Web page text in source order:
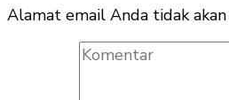
Alamat email Anda tidak